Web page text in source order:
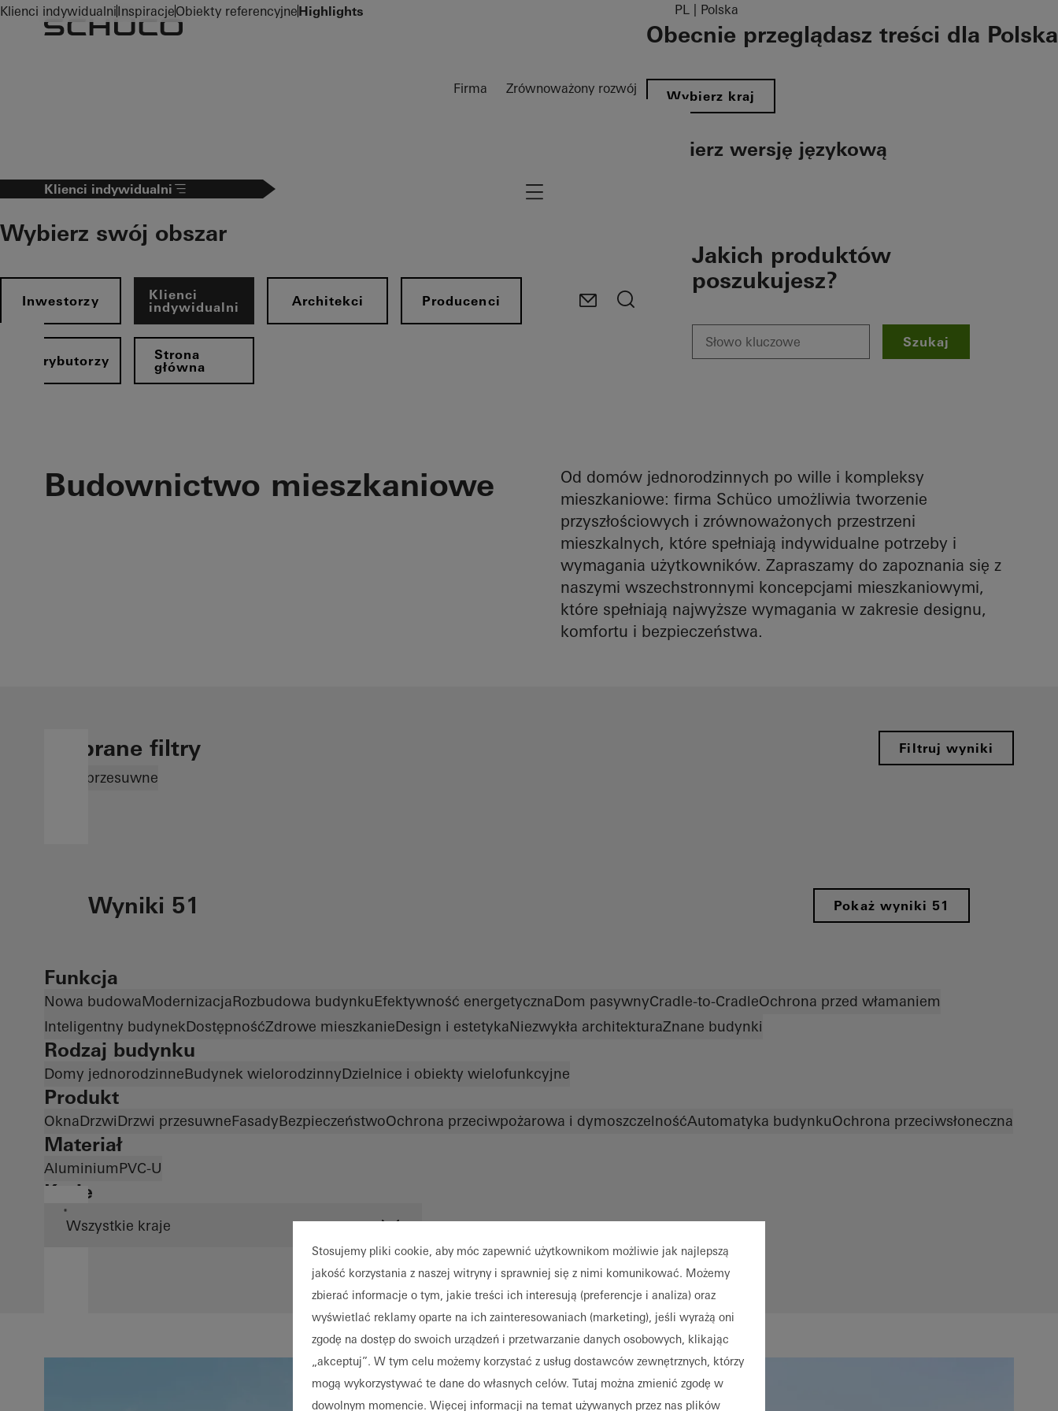
To the main content
Firma Zrównoważony rozwój
PL | Polska
Obecnie przeglądasz treści dla Polska
Wybierz kraj
Wybierz wersję językową
Klienci indywidualni
Wybierz swój obszar
Inwestorzy
Klienci
indywidualni
Architekci Producenci
Dystrybutorzy
Strona
główna
Navigation öffnen
Jakich produktów
poszukujesz?
Szukaj
Klienci indywidualniInspiracjeObiekty referencyjneHighlights
Budownictwo mieszkaniowe
Od domów jednorodzinnych po wille i kompleksy
mieszkaniowe: firma Schüco umożliwia tworzenie
przyszłościowych i zrównoważonych przestrzeni
mieszkalnych, które spełniają indywidualne potrzeby i
wymagania użytkowników. Zapraszamy do zapoznania się z
naszymi wszechstronnymi koncepcjami mieszkaniowymi,
które spełniają najwyższe wymagania w zakresie designu,
komfortu i bezpieczeństwa.
Wybrane filtry Filtruj wyniki
Drzwi przesuwne
Wyniki 51 Pokaż wyniki 51
Funkcja
Nowa budowaModernizacjaRozbudowa budynkuEfektywność energetycznaDom pasywnyCradle-to-CradleOchrona przed włamaniem
Inteligentny budynekDostępnośćZdrowe mieszkanieDesign i estetykaNiezwykła architekturaZnane budynki
Rodzaj budynku
Domy jednorodzinneBudynek wielorodzinnyDzielnice i obiekty wielofunkcyjne
Produkt
OknaDrzwiDrzwi przesuwneFasadyBezpieczeństwoOchrona przeciwpożarowa i dymoszczelnośćAutomatyka budynkuOchrona przeciwsłoneczna
Materiał
AluminiumPVC-U
Kraje
*
Stosujemy pliki cookie, aby móc zapewnić użytkownikom możliwie jak najlepszą
jakość korzystania z naszej witryny i sprawniej się z nimi komunikować. Możemy
zbierać informacje o tym, jakie treści ich interesują (preferencje i analiza) oraz
wyświetlać reklamy oparte na ich zainteresowaniach (marketing), jeśli wyrażą oni
zgodę na dostęp do swoich urządzeń i przetwarzanie danych osobowych, klikając
„akceptuj”. W tym celu możemy korzystać z usług dostawców zewnętrznych, którzy
mogą wykorzystywać te dane do własnych celów. Tutaj można zmienić zgodę w
dowolnym momencie. Więcej informacji na temat używanych przez nas plików